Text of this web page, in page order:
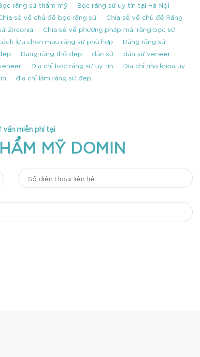
răng sứ thẩm mỹ
Bọc răng sứ uy tín tại Hà Nội
sẻ về chủ đề bọc răng sứ
Chia sẻ về chủ đề Răng
Zirconia
Chia sẻ về phương pháp mài răng bọc sứ
lựa chọn màu răng sứ phù hợp
Dáng răng sứ
Dáng răng thỏ đẹp dán sứ
dán sứ veneer
Địa chỉ bọc răng sứ uy tín
Địa chỉ nha khoa uy
địa chỉ làm răng sứ đẹp
miễn phí tại
MỸ DOMIN